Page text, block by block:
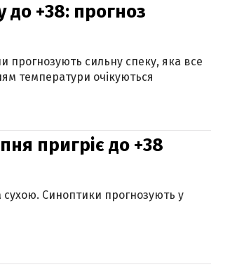
до +38: прогноз
прогнозують сильну спеку, яка все
температури очікуються
пригріє до +38
сухою. Синоптики прогнозують у